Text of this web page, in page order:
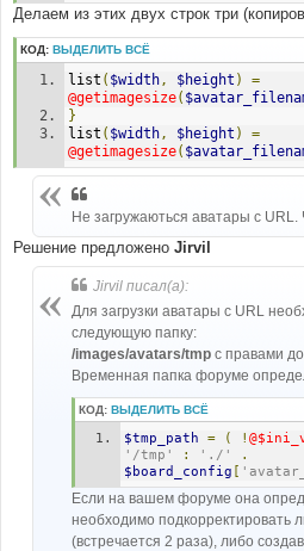
Делаем из этих двух строк три
КОД: ВЫДЕЛИТЬ ВСЁ
list ( $width , $height )
=
@getimagesize(
}
list ( $width , $height )
=
@getimagesize(
Не загружаються аватары с URL.
Решение предложено Jirvil
Jirvil писал(а):
Для загрузки аватары с URL
следующую папку:
/images/avatars/tmp с правами
Временная папка форуме
КОД: ВЫДЕЛИТЬ ВСЁ
$tmp_path = ( !
'/tmp'
: './'
.
$board_config [
Если на вашем форуме она
необходимо подкорректировать
(встречается 2 раза), либо